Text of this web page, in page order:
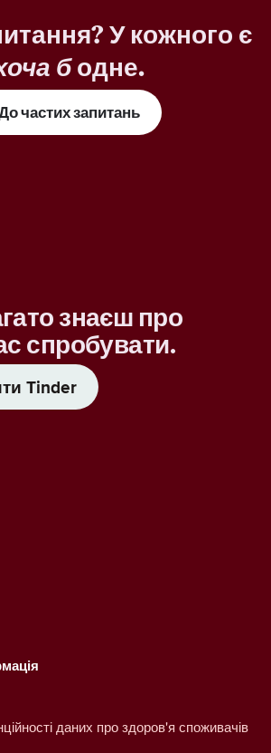
У кожного є
бодне.
частих запитань
знаєш про
спробувати.
Tinder
даних про здоров'я споживачів